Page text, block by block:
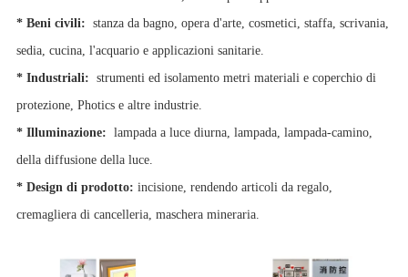
* Beni civili: stanza da bagno, opera d'arte, cosmetici, staffa, scrivania,
sedia, cucina, l'acquario e applicazioni sanitarie.
* Industriali: strumenti ed isolamento metri materiali e coperchio di
protezione, Photics e altre industrie.
* Illuminazione: lampada a luce diurna, lampada, lampada-camino,
della diffusione della luce.
* Design di prodotto: incisione, rendendo articoli da regalo,
cremagliera di cancelleria, maschera mineraria.